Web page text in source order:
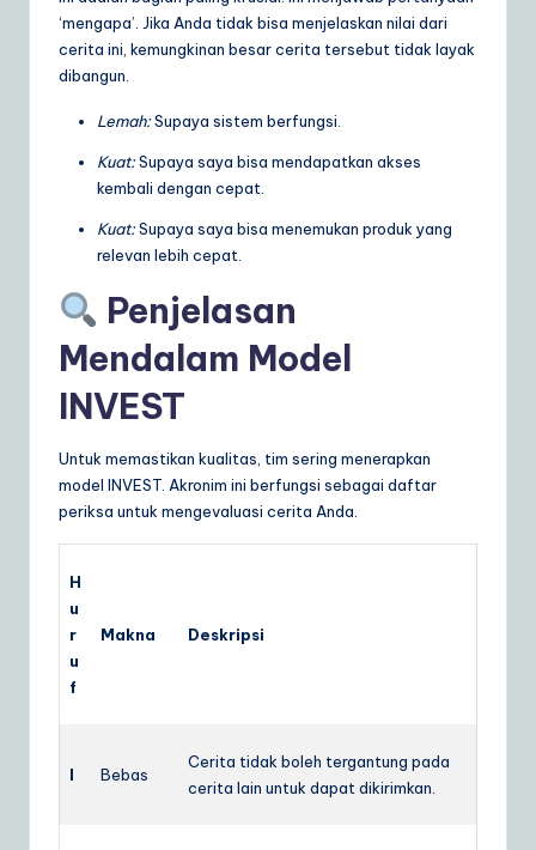
‘mengapa’. Jika Anda tidak bisa menjelaskan nilai dari
cerita ini, kemungkinan besar cerita tersebut tidak layak
dibangun.
Lemah:Supaya sistem berfungsi.
Kuat:Supaya saya bisa mendapatkan akses
kembali dengan cepat.
Kuat:Supaya saya bisa menemukan produk yang
relevan lebih cepat.
Penjelasan
Mendalam Model
INVEST
Untuk memastikan kualitas, tim sering menerapkan
model INVEST. Akronim ini berfungsi sebagai daftar
periksa untuk mengevaluasi cerita Anda.
H
u
r
u
f
Makna Deskripsi
I Bebas
Cerita tidak boleh tergantung pada
cerita lain untuk dapat dikirimkan.